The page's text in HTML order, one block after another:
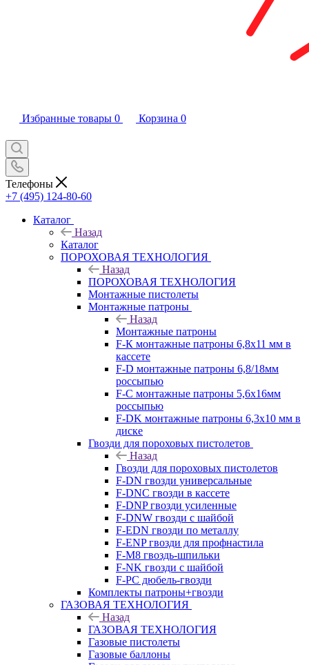
Избранные товары 0 Корзина 0
Телефоны
+7 (495) 124-80-60
Каталог
Назад
Каталог
ПОРОХОВАЯ ТЕХНОЛОГИЯ
Назад
ПОРОХОВАЯ ТЕХНОЛОГИЯ
Монтажные пистолеты
Монтажные патроны
Назад
Монтажные патроны
F-К монтажные патроны 6,8х11 мм в
кассете
F-D монтажные патроны 6,8/18мм
россыпью
F-C монтажные патроны 5,6х16мм
россыпью
F-DK монтажные патроны 6,3х10 мм в
диске
Гвозди для пороховых пистолетов
Назад
Гвозди для пороховых пистолетов
F-DN гвозди универсальные
F-DNC гвозди в кассете
F-DNP гвозди усиленные
F-DNW гвозди с шайбой
F-EDN гвозди по металлу
F-ENP гвозди для профнастила
F-M8 гвоздь-шпильки
F-NK гвозди с шайбой
F-PC дюбель-гвозди
Комплекты патроны+гвозди
ГАЗОВАЯ ТЕХНОЛОГИЯ
Назад
ГАЗОВАЯ ТЕХНОЛОГИЯ
Газовые пистолеты
Газовые баллоны